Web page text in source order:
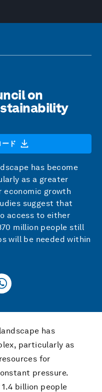
on
ード
has become
as a greater
economic growth
suggest that
access to either
million people still
will be needed within
has
particularly as
for
pressure.
billion people